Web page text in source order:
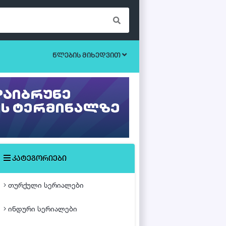
ეროტიული
მძაფრ-სიუჟეტიანი
წლების მიხედვით
კატეგორიები
თურქული სერიალები
ინდური სერიალები